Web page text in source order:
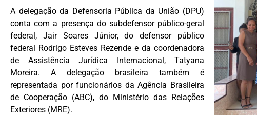
A delegação da Defensoria Pública da União (DPU)
conta com a presença do subdefensor público-geral
federal, Jair Soares Júnior, do defensor público
federal Rodrigo Esteves Rezende e da coordenadora
de Assistência Jurídica Internacional, Tatyana
Moreira. A delegação brasileira também é
representada por funcionários da Agência Brasileira
de Cooperação (ABC), do Ministério das Relações
Exteriores (MRE).